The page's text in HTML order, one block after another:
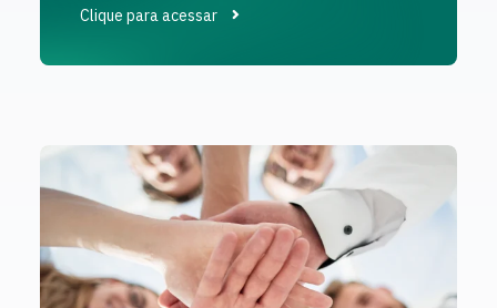
Clique para acessar